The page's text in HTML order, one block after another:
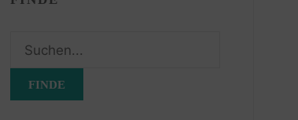
Suchen
nach: